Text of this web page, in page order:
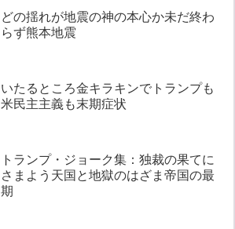
どの揺れが地震の神の本心か未だ終わ
らず熊本地震
いたるところ金キラキンでトランプも
米民主主義も末期症状
トランプ・ジョーク集：独裁の果てに
さまよう天国と地獄のはざま帝国の最
期